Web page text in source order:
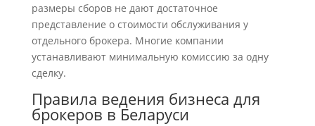
размеры сборов не дают достаточное
представление о стоимости обслуживания у
отдельного брокера. Многие компании
устанавливают минимальную комиссию за одну
сделку.
Правила ведения бизнеса для
брокеров в Беларуси